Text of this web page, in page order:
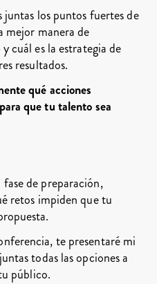
los puntos fuertes de
mejor manera de
cuál es la estrategia de
resultados.
qué acciones
que tu talento sea
de preparación,
retos impiden que tu
te presentaré mi
todas las opciones a
público.